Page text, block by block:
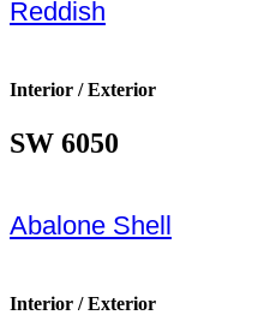
Reddish
Interior / Exterior
SW 6050
Abalone Shell
Interior / Exterior